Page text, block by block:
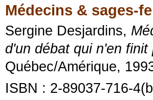
Médecins & sages-
Sergine Desjardins,
d'un débat qui n'en
Québec/Amérique,
ISBN : 2-89037-716-